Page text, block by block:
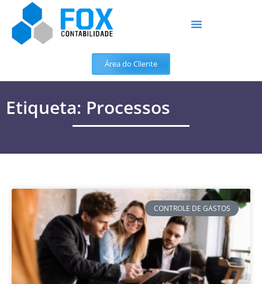
Área do Cliente
Etiqueta: Processos
CONTROLE DE GASTOS